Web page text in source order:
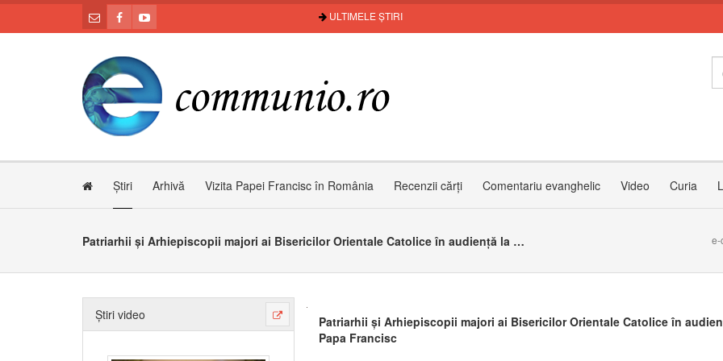
ULTIMELE ȘTIRI
Știri Arhivă Vizita Papei Francisc în România Recenzii cărți Comentariu evanghelic Video Curia
Patriarhii și Arhiepiscopii majori ai Bisericilor Orientale Catolice în audiență la Papa Francisc e-
Știri video
Patriarhii și Arhiepiscopii majori ai Bisericilor Orientale Catolice în
Papa Francisc